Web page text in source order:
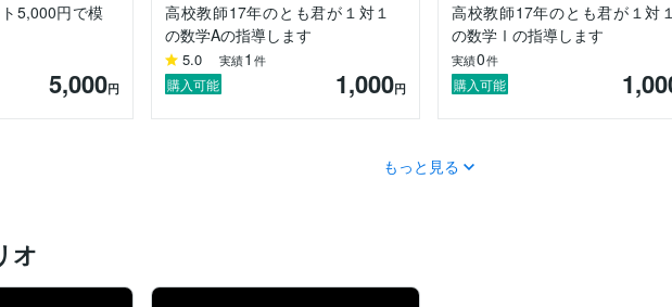
5,000円で模
5,000円
高校教師17年のとも君が１対１
の数学Aの指導します
5.0 実績1 件
購入可能 1,000円
高校教師17年のとも君が１対１
の数学Ⅰの指導します
実績0件
購入可能
もっと見る
オ